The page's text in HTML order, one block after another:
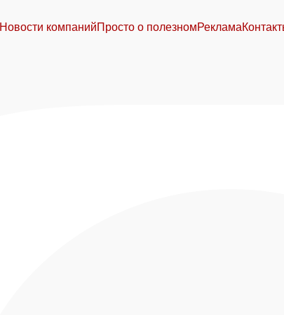
Новости компанийПросто о полезномРеклама